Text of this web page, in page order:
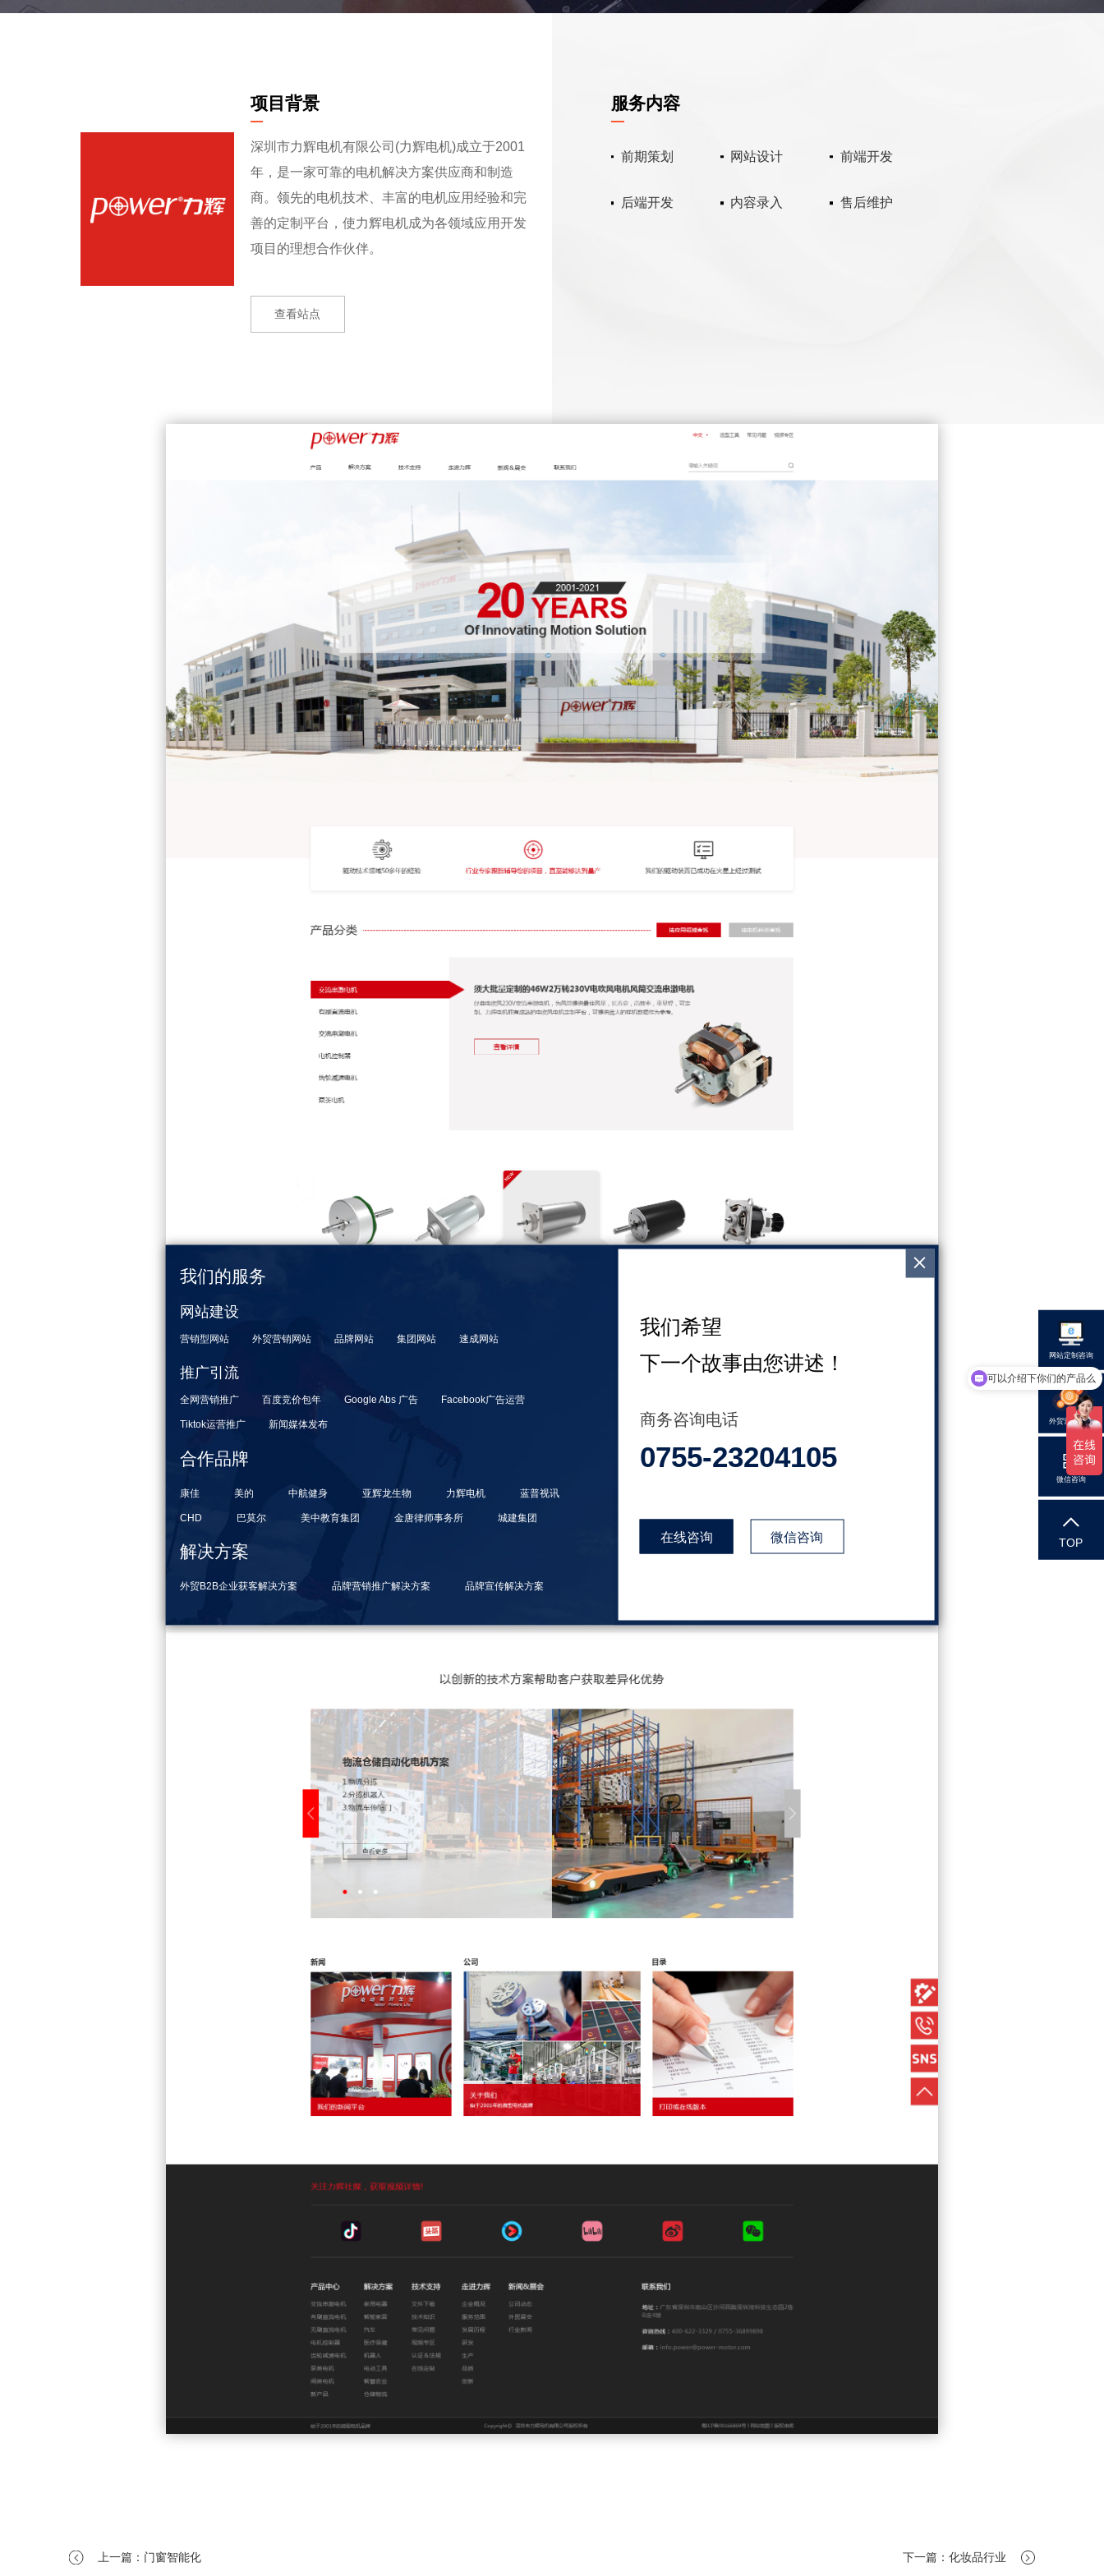
项目背景
深圳市力辉电机有限公司(力辉电机)成立于2001
年，是一家可靠的电机解决方案供应商和制造
商。领先的电机技术、丰富的电机应用经验和完
善的定制平台，使力辉电机成为各领域应用开发
项目的理想合作伙伴。
查看站点
服务内容
前期策划 网站设计 前端开发
后端开发 内容录入 售后维护
上一篇：门窗智能化 下一篇：化妆品行业
网站定制咨询
外贸营销咨询
微信咨询
TOP
我们的服务
网站建设
营销型网站 外贸营销网站 品牌网站 集团网站 速成网站
推广引流
全网营销推广 百度竞价包年 Google Abs 广告 Facebook广告运营
Tiktok运营推广 新闻媒体发布
合作品牌
康佳 美的 中航健身 亚辉龙生物 力辉电机 蓝普视讯
CHD 巴莫尔 美中教育集团 金唐律师事务所 城建集团
解决方案
外贸B2B企业获客解决方案 品牌营销推广解决方案 品牌宣传解决方案
我们希望
下一个故事由您讲述！
商务咨询电话
0755-23204105
在线咨询 微信咨询
可以介绍下你们的产品么
你们是怎么收费的呢